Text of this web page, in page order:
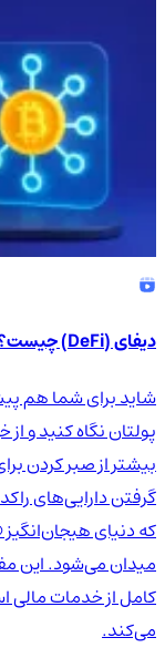
دیفای (DeFi) چیست؟ از وام‌دهی تا کسب درآمد
شاید برای شما هم
پولتان نگاه کنید و از
بیشتر از صبر کردن
گرفتن دارایی‌های
میدان می‌شود. این
کامل از خدمات مالی
می‌کند.